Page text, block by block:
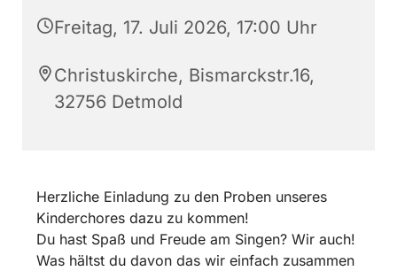
Freitag, 17. Juli 2026, 17:00 Uhr
Christuskirche, Bismarckstr.16,
32756 Detmold
Herzliche Einladung zu den Proben unseres
Kinderchores dazu zu kommen!
Du hast Spaß und Freude am Singen? Wir auch!
Was hältst du davon das wir einfach zusammen